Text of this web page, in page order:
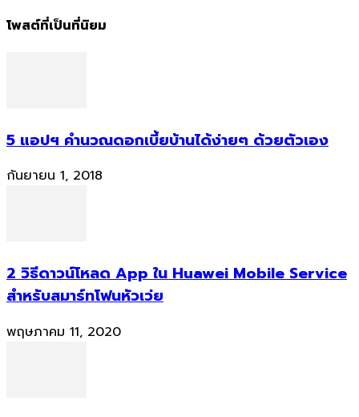
โพสต์ที่เป็นที่นิยม
5 แอปฯ คำนวณดอกเบี้ยบ้านได้ง่ายๆ ด้วยตัวเอง
กันยายน 1, 2018
2 วิธีดาวน์โหลด App ใน Huawei Mobile Service
สำหรับสมาร์ทโฟนหัวเว่ย
พฤษภาคม 11, 2020